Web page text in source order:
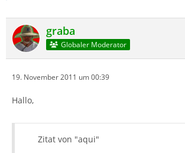
graba
Globaler Moderator
19. November 2011 um 00:39
Hallo,
Zitat von "aqui"